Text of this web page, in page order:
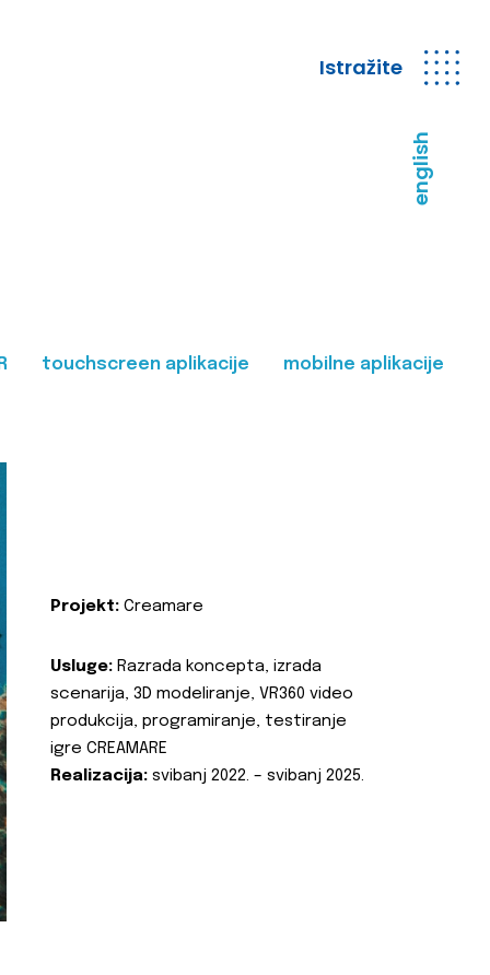
Istražite
english
touchscreen aplikacije mobilne aplikacije
Projekt: Creamare
Usluge: Razrada koncepta, izrada
scenarija, 3D modeliranje, VR360 video
produkcija, programiranje, testiranje
igre CREAMARE
Realizacija: svibanj 2022. – svibanj 2025.